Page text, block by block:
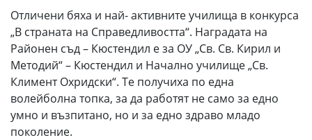
Отличени бяха и най- активните училища в конкурса
„В страната на Справедливостта“. Наградата на
Районен съд – Кюстендил е за ОУ „Св. Св. Кирил и
Методий“ – Кюстендил и Начално училище „Св.
Климент Охридски“. Те получиха по една
волейболна топка, за да работят не само за едно
умно и възпитано, но и за едно здраво младо
поколение.